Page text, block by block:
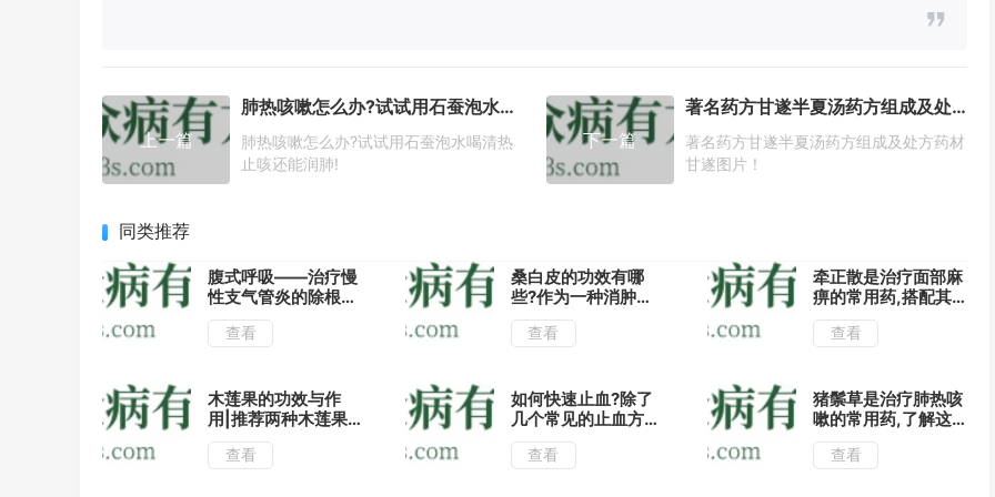
上一篇
肺热咳嗽怎么办?试试用石蚕泡水喝清热止咳还能润肺!
肺热咳嗽怎么办?试试用石蚕泡水喝清热
止咳还能润肺!
下一篇
著名药方甘遂半夏汤药方组成及处方药材甘遂图片！
著名药方甘遂半夏汤药方组成及处方药材
甘遂图片！
同类推荐
腹式呼吸——治疗慢
性支气管炎的除根秘
方！
查看
桑白皮的功效有哪
些?作为一种消肿平
喘的中药,了解它的
这几种用法药效更佳
查看
牵正散是治疗面部麻
痹的常用药,搭配其
他中药能治疗多种疾
病!查看
木莲果的功效与作
用|推荐两种木莲果
的吃法有止咳消肿的
功效!
查看
如何快速止血?除了
几个常见的止血方
法,还可用地榆外敷
促进伤口痊愈!
查看
猪鬃草是治疗肺热咳
嗽的常用药,了解这
几种用法疗效好!
查看